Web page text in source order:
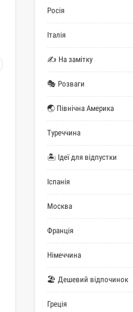
Росія
Італія
✍ На замітку
🎭 Розваги
🌏 Північна Америка
Туреччина
🏝 Ідеї для відпустки
Іспанія
Москва
Франція
Німеччина
🏖 Дешевий відпочинок
Греція